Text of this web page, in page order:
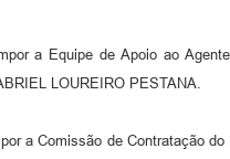
a Equipe de Apoio ao
LOUREIRO PESTANA.
a Comissão de Contratação